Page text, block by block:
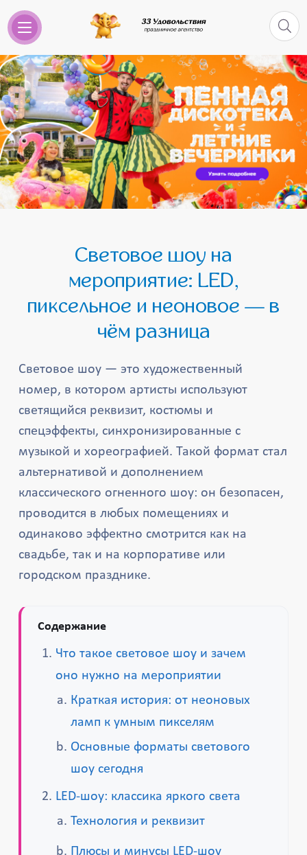
Световое шоу на
мероприятие: LED,
пиксельное и неоновое — в
чём разница
Световое шоу — это художественный
номер, в котором артисты используют
светящийся реквизит, костюмы и
спецэффекты, синхронизированные с
музыкой и хореографией. Такой формат стал
альтернативой и дополнением
классического огненного шоу: он безопасен,
проводится в любых помещениях и
одинаково эффектно смотрится как на
свадьбе, так и на корпоративе или
городском празднике.
Содержание
Что такое световое шоу и зачем
оно нужно на мероприятии
Краткая история: от неоновых
ламп к умным пикселям
Основные форматы светового
шоу сегодня
LED-шоу: классика яркого света
Технология и реквизит
Плюсы и минусы LED-шоу